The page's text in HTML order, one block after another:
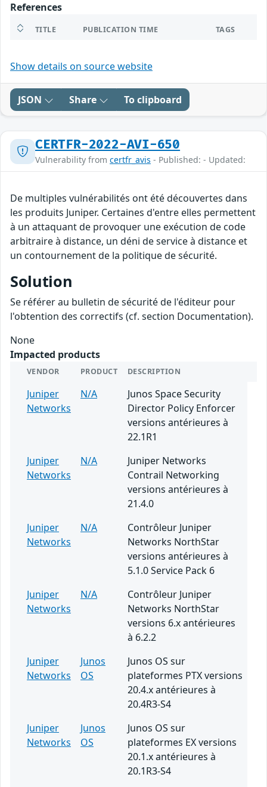
References
TITLE PUBLICATION TIME TAGS
Show details on source website
JSON Share To clipboard
CERTFR-2022-AVI-650
Vulnerability from certfr_avis - Published: - Updated:
De multiples vulnérabilités ont été découvertes dans
les produits Juniper. Certaines d'entre elles permettent
à un attaquant de provoquer une exécution de code
arbitraire à distance, un déni de service à distance et
un contournement de la politique de sécurité.
Solution
Se référer au bulletin de sécurité de l'éditeur pour
l'obtention des correctifs (cf. section Documentation).
None
Impacted products
VENDOR PRODUCT DESCRIPTION
Juniper
Networks
N/A
Junos Space Security
Director Policy Enforcer
versions antérieures à
22.1R1
Juniper
Networks
N/A
Juniper Networks
Contrail Networking
versions antérieures à
21.4.0
Juniper
Networks
N/A
Contrôleur Juniper
Networks NorthStar
versions antérieures à
5.1.0 Service Pack 6
Juniper
Networks
N/A
Contrôleur Juniper
Networks NorthStar
versions 6.x antérieures
à 6.2.2
Juniper
Networks
Junos
OS
Junos OS sur
plateformes PTX versions
20.4.x antérieures à
20.4R3-S4
Juniper
Networks
Junos
OS
Junos OS sur
plateformes EX versions
20.1.x antérieures à
20.1R3-S4